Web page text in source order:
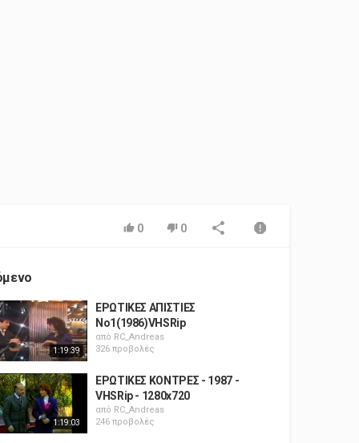
0 0
1:19:39
ΕΡΩΤΙΚΕΣ ΑΠΙΣΤΙΕΣ
Νο1(1986)VHSRip
από RC_Andreas
326 προβολές
1:19:03
ΕΡΩΤΙΚΕΣ ΚΟΝΤΡΕΣ - 1987 -
VHSRip - 1280x720
από RC_Andreas
246 προβολές